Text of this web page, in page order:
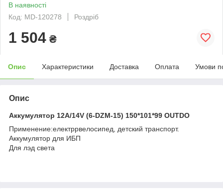
В наявності
Код: MD-120278
Роздріб
1 504 ₴
Опис Характеристики Доставка Оплата Умови
Опис
Аккумулятор 12А/14V (6-DZM-15) 150*101*99 OUTDO
Применение:електррвелосипед, детский транспорт.
Аккумулятор для ИБП
Для лэд света